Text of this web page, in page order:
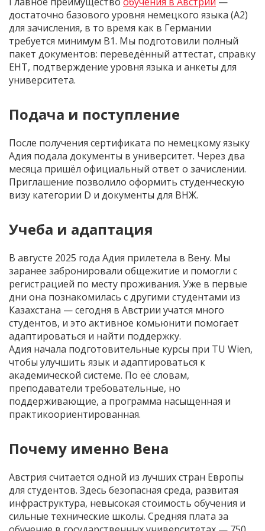
достаточно базового уровня немецкого языка (A2)
для зачисления, в то время как в Германии
требуется минимум B1. Мы подготовили полный
пакет документов: переведённый аттестат, справку
ЕНТ, подтверждение уровня языка и анкеты для
университета.
Подача и поступление
После получения сертификата по немецкому языку
Адия подала документы в университет. Через два
месяца пришёл официальный ответ о зачислении.
Приглашение позволило оформить студенческую
визу категории D и документы для ВНЖ.
Учеба и адаптация
В августе 2025 года Адия прилетела в Вену. Мы
заранее забронировали общежитие и помогли с
регистрацией по месту проживания. Уже в первые
дни она познакомилась с другими студентами из
Казахстана — сегодня в Австрии учатся много
студентов, и это активное комьюнити помогает
адаптироваться и найти поддержку.
Адия начала подготовительные курсы при TU Wien,
чтобы улучшить язык и адаптироваться к
академической системе. По её словам,
преподаватели требовательные, но
поддерживающие, а программа насыщенная и
практикоориентированная.
Почему именно Вена
Австрия считается одной из лучших стран Европы
для студентов. Здесь безопасная среда, развитая
инфраструктура, невысокая стоимость обучения и
сильные технические школы. Средняя плата за